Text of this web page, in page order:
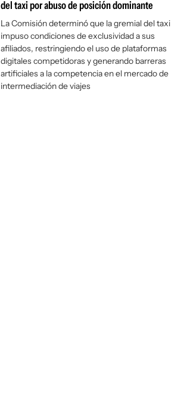
del taxi por abuso de posición dominante
La Comisión determinó que la gremial del taxi
impuso condiciones de exclusividad a sus
afiliados, restringiendo el uso de plataformas
digitales competidoras y generando barreras
artificiales a la competencia en el mercado de
intermediación de viajes